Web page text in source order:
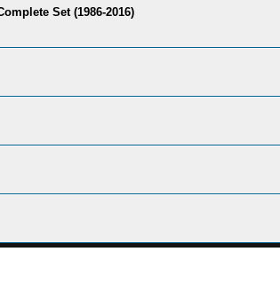
Set (1986-2016)